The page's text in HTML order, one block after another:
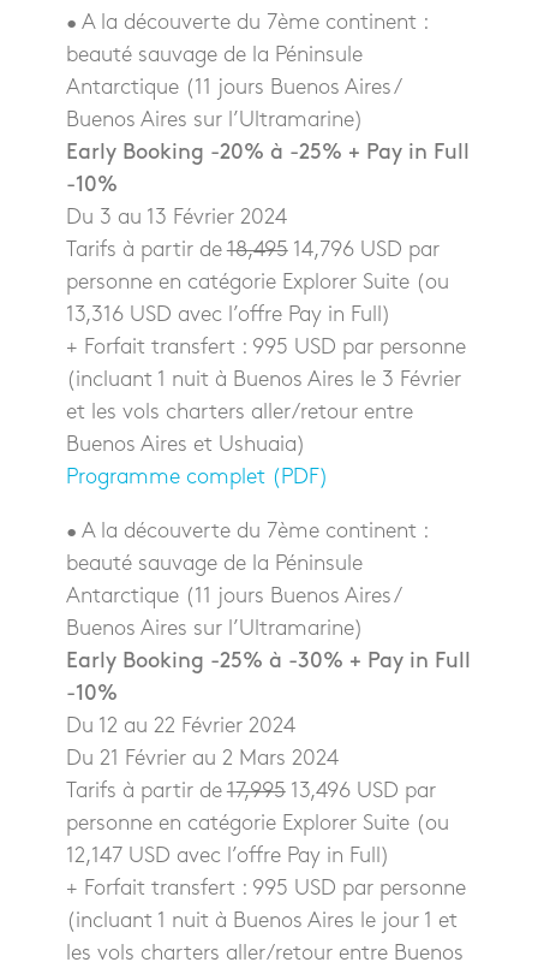
• A la découverte du 7ème continent :
beauté sauvage de la Péninsule
Antarctique (11 jours Buenos Aires /
Buenos Aires sur l’Ultramarine)
Early Booking -20% à -25% + Pay in Full
-10%
Du 3 au 13 Février 2024
Tarifs à partir de18,49514,796 USD par
personne en catégorie Explorer Suite (ou
13,316 USD avec l’offre Pay in Full)
+ Forfait transfert : 995 USD par personne
(incluant 1 nuit à Buenos Aires le 3 Février
et les vols charters aller/retour entre
Buenos Aires et Ushuaia)
Programme complet (PDF)
• A la découverte du 7ème continent :
beauté sauvage de la Péninsule
Antarctique (11 jours Buenos Aires /
Buenos Aires sur l’Ultramarine)
Early Booking -25% à -30% + Pay in Full
-10%
Du 12 au 22 Février 2024
Du 21 Février au 2 Mars 2024
Tarifs à partir de17,99513,496 USD par
personne en catégorie Explorer Suite (ou
12,147 USD avec l’offre Pay in Full)
+ Forfait transfert : 995 USD par personne
(incluant 1 nuit à Buenos Aires le jour 1 et
les vols charters aller/retour entre Buenos